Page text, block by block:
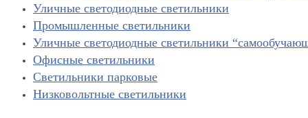
Уличные светодиодные светильники
Промышленные светильники
Уличные светодиодные светильники
Офисные светильники
Светильники парковые
Низковольтные светильники